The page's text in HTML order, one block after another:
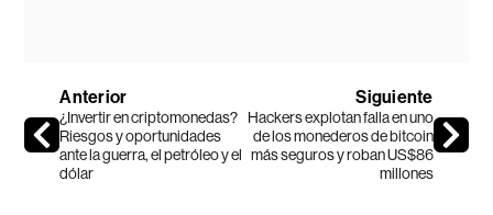
Anterior
¿Invertir en criptomonedas?
Riesgos y oportunidades
ante la guerra, el petróleo y el
dólar
Siguiente
Hackers explotan falla en uno
de los monederos de bitcoin
más seguros y roban US$86
millones